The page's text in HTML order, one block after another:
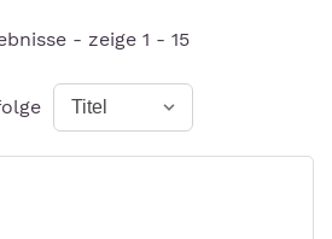
- zeige 1 - 15